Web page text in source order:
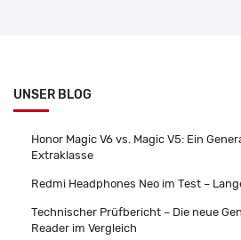
UNSER BLOG
Honor Magic V6 vs. Magic V5: Ein
Extraklasse
Redmi Headphones Neo im Test –
Technischer Prüfbericht – Die neue
Reader im Vergleich